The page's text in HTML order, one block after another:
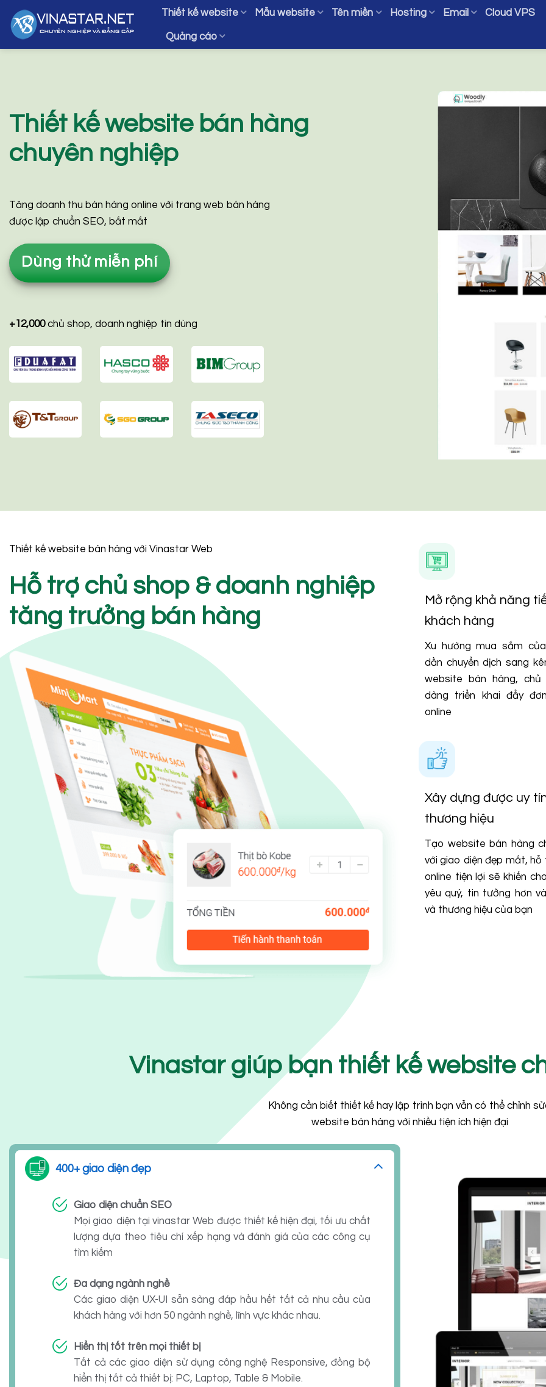
qua
Thiết kế website Mẫu website Tên miền Hosting Email Cloud VPS
Quảng cáo
Thiết kế website bán hàng
chuyên nghiệp
Tăng doanh thu bán hàng online với trang web bán hàng
được lập chuẩn SEO, bắt mắt
Dùng thử miễn phí
+12,000chủ shop, doanh nghiệp tin dùng
Thiết kế website bán hàng với Vinastar Web
Hỗ trợ chủ shop & doanh nghiệp
tăng trưởng bán hàng
Mở rộng khả năng
khách hàng
Xu hướng mua sắm
dần chuyển dịch sang
website bán hàng,
dàng triển khai đẩy
online
Xây dựng được uy
thương hiệu
Tạo website bán hàng
với giao diện đẹp mắt,
online tiện lợi sẽ khiến
yêu quý, tin tưởng hơn
và thương hiệu của bạn
Vinastar giúp bạn thiết kế website
Không cần biết thiết kế hay lập trình bạn vẫn có thể chỉnh
website bán hàng với nhiều tiện ích hiện đại
400+ giao diện đẹp
Giao diện chuẩn SEO
Mọi giao diện tại vinastar Web được thiết kế hiện đại, tối ưu chất
lượng dựa theo tiêu chí xếp hạng và đánh giá của các công cụ
tìm kiếm
Đa dạng ngành nghề
Các giao diện UX-UI sẵn sàng đáp hầu hết tất cả nhu cầu của
khách hàng với hơn 50 ngành nghề, lĩnh vực khác nhau.
Hiển thị tốt trên mọi thiết bị
Tất cả các giao diện sử dụng công nghệ Responsive, đồng bộ
hiển thị tất cả thiết bị: PC, Laptop, Table & Mobile.